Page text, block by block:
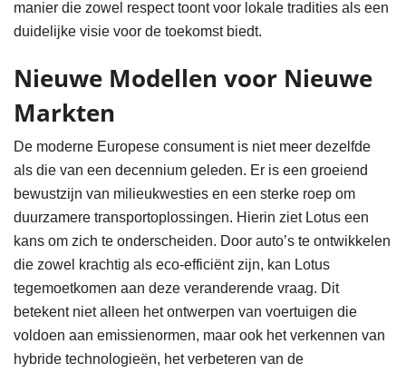
manier die zowel respect toont voor lokale tradities als een
duidelijke visie voor de toekomst biedt.
Nieuwe Modellen voor Nieuwe
Markten
De moderne Europese consument is niet meer dezelfde
als die van een decennium geleden. Er is een groeiend
bewustzijn van milieukwesties en een sterke roep om
duurzamere transportoplossingen. Hierin ziet Lotus een
kans om zich te onderscheiden. Door auto’s te ontwikkelen
die zowel krachtig als eco-efficiënt zijn, kan Lotus
tegemoetkomen aan deze veranderende vraag. Dit
betekent niet alleen het ontwerpen van voertuigen die
voldoen aan emissienormen, maar ook het verkennen van
hybride technologieën, het verbeteren van de